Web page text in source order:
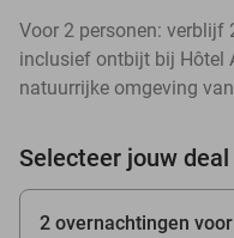
Voor 2 personen: verblijf
inclusief ontbijt bij Hôtel
natuurrijke omgeving
Selecteer jouw deal
2 overnachtingen